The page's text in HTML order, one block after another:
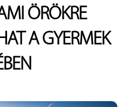
ÖRÖKRE
A GYERMEK